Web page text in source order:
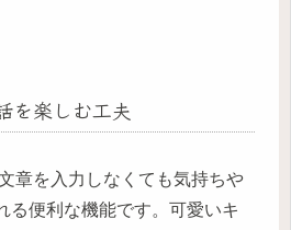
を楽しむ工夫
章を入力しなくても気持ちや
る便利な機能です。可愛いキ